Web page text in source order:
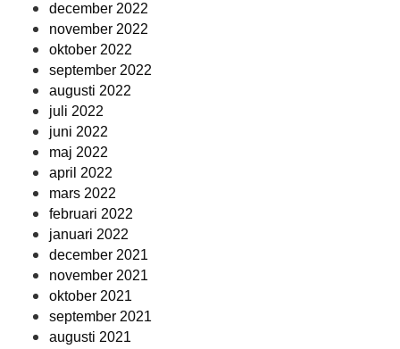
december 2022
november 2022
oktober 2022
september 2022
augusti 2022
juli 2022
juni 2022
maj 2022
april 2022
mars 2022
februari 2022
januari 2022
december 2021
november 2021
oktober 2021
september 2021
augusti 2021